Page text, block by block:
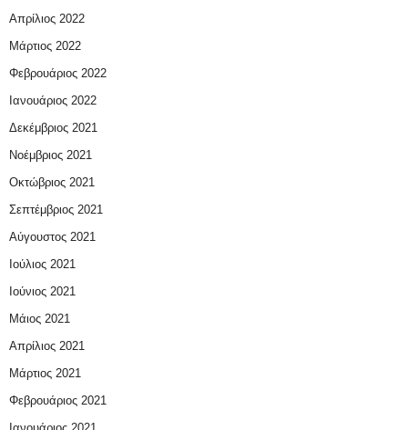
Απρίλιος 2022
Μάρτιος 2022
Φεβρουάριος 2022
Ιανουάριος 2022
Δεκέμβριος 2021
Νοέμβριος 2021
Οκτώβριος 2021
Σεπτέμβριος 2021
Αύγουστος 2021
Ιούλιος 2021
Ιούνιος 2021
Μάιος 2021
Απρίλιος 2021
Μάρτιος 2021
Φεβρουάριος 2021